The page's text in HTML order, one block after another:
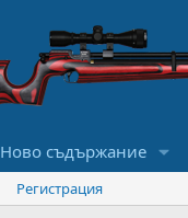
Ново съдържание
Регистрация